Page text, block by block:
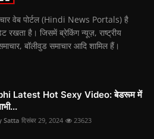
वेब पोर्टल (Hindi News Portals) है
है। जिसमें ब्रेकिंग न्यूज़, राष्ट्रीय
बॉलीवुड समाचार आदि शामिल हैं।
Latest Hot Sexy Video: बेडरूम में
Satta दिसंबर 29, 2024 23623